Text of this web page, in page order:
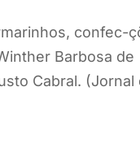
confec-
Barbosa de
Cabral. (Jornal